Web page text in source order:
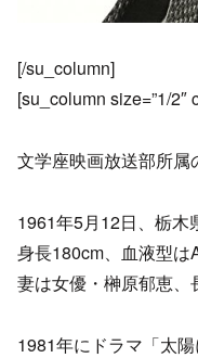
[/su_column]
[su_column size=”1/2″
文学座映画放送部所属
1961年5月12日、栃木
身長180cm、血液型は
妻は女優・榊原郁恵
1981年にドラマ「太